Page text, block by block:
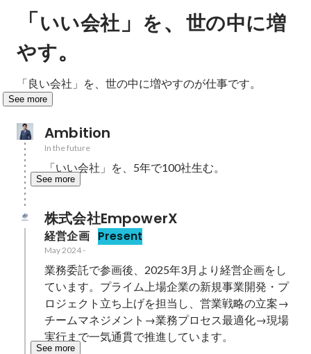
「いい会社」 を、 世の中に増
やす。
「良い会社」を、世の中に増やすのが仕事です。
See more
Ambition
In the future
「いい会社」を、5年で100社生む。
See more
株式会社EmpowerX
経営企画 Present
May 2024-
業務委託で参画後、2025年3月より経営企画をし
ています。プライム上場企業の新規事業開発・プ
ロジェクト立ち上げを担当し、営業戦略の立案→
チームマネジメント→業務プロセス最適化→現場
実行まで一気通貫で推進しています。
See more